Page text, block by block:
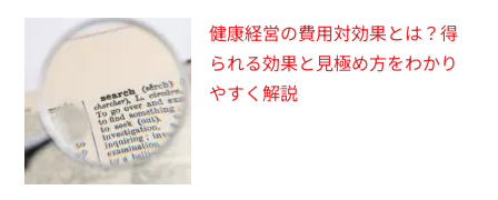
健康経営の費用対効果とは？得
られる効果と見極め方をわかり
やすく解説